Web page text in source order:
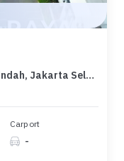
Kavling Prestisius Dijual di Pondok Indah, Jakarta Selatan, Harga 166 Miliar
Carport
-